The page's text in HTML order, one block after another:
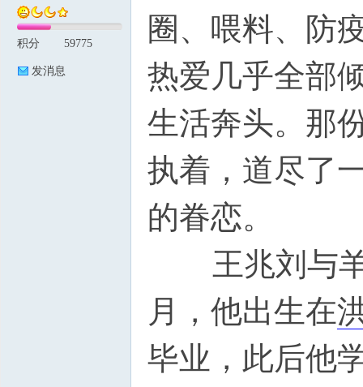
积分 59775
发消息
圈、喂料、防
热爱几乎全部
生活奔头。那
执着，道尽了
的眷恋。
王兆刘与羊
月，他出生在
毕业，此后他